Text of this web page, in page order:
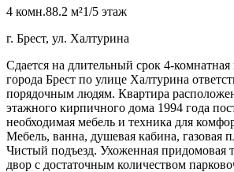
4 комн.88.2 м²1/5 этаж
г. Брест, ул. Халтурина
Сдается на длительный срок 4-комнатная
города Брест по улице Халтурина
порядочным людям. Квартира
этажного кирпичного дома 1994 года
необходимая мебель и техника для
Мебель, ванна, душевая кабина, газовая
Чистый подъезд. Ухоженная придомовая
двор с достаточным количеством